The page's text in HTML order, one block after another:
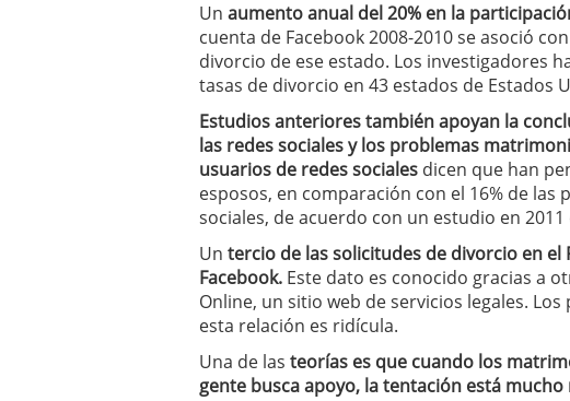
Un aumento anual del 20% en la
cuenta de Facebook 2008-2010 se asoció
divorcio de ese estado. Los investigadores
tasas de divorcio en 43 estados de Estados
Estudios anteriores también apoyan la
las redes sociales y los problemas
usuarios de redes sociales dicen que han
esposos, en comparación con el 16% de las
sociales, de acuerdo con un estudio en
Un tercio de las solicitudes de divorcio en
Facebook. Este dato es conocido gracias a
Online, un sitio web de servicios legales.
esta relación es ridícula.
Una de las teorías es que cuando los
gente busca apoyo, la tentación está mucho